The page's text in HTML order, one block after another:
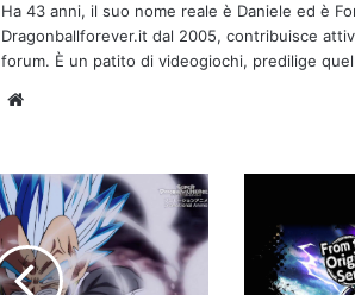
Ha 43 anni, il suo nome reale è Daniele ed è
Dragonballforever.it dal 2005, contribuisce
forum. È un patito di videogiochi, predilige
disponibile
l'evento
Perfect